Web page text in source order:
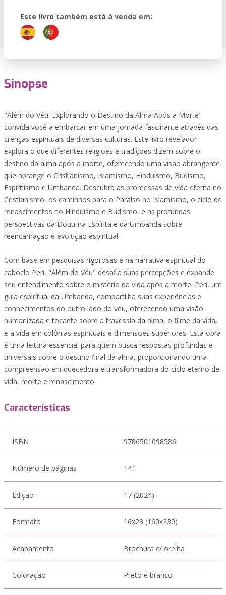
Este livro também está à venda em:
Sinopse
"Além do Véu: Explorando o Destino da Alma Após a Morte"
convida você a embarcar em uma jornada fascinante através das
crenças espirituais de diversas culturas. Este livro revelador
explora o que diferentes religiões e tradições dizem sobre o
destino da alma após a morte, oferecendo uma visão abrangente
que abrange o Cristianismo, Islamismo, Hinduísmo, Budismo,
Espiritismo e Umbanda. Descubra as promessas de vida eterna no
Cristianismo, os caminhos para o Paraíso no Islamismo, o ciclo de
renascimentos no Hinduísmo e Budismo, e as profundas
perspectivas da Doutrina Espírita e da Umbanda sobre
reencarnação e evolução espiritual.
Com base em pesquisas rigorosas e na narrativa espiritual do
caboclo Peri, "Além do Véu" desafia suas percepções e expande
seu entendimento sobre o mistério da vida após a morte. Peri, um
guia espiritual da Umbanda, compartilha suas experiências e
conhecimentos do outro lado do véu, oferecendo uma visão
humanizada e tocante sobre a travessia da alma, o filme da vida,
e a vida em colônias espirituais e dimensões superiores. Esta obra
é uma leitura essencial para quem busca respostas profundas e
universais sobre o destino final da alma, proporcionando uma
compreensão enriquecedora e transformadora do ciclo eterno de
vida, morte e renascimento.
Características
ISBN 9786501098586
Número de páginas 141
Edição 17 (2024)
Formato 16x23 (160x230)
Acabamento Brochura c/ orelha
Coloração Preto e branco